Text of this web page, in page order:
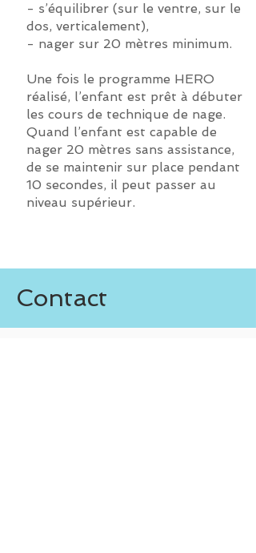
- s’équilibrer (sur le ventre, sur le
dos, verticalement),
- nager sur 20 mètres minimum.
Une fois le programme HERO
réalisé, l’enfant est prêt à débuter
les cours de technique de nage.
Quand l’enfant est capable de
nager 20 mètres sans assistance,
de se maintenir sur place pendant
10 secondes, il peut passer au
niveau supérieur.
Contact